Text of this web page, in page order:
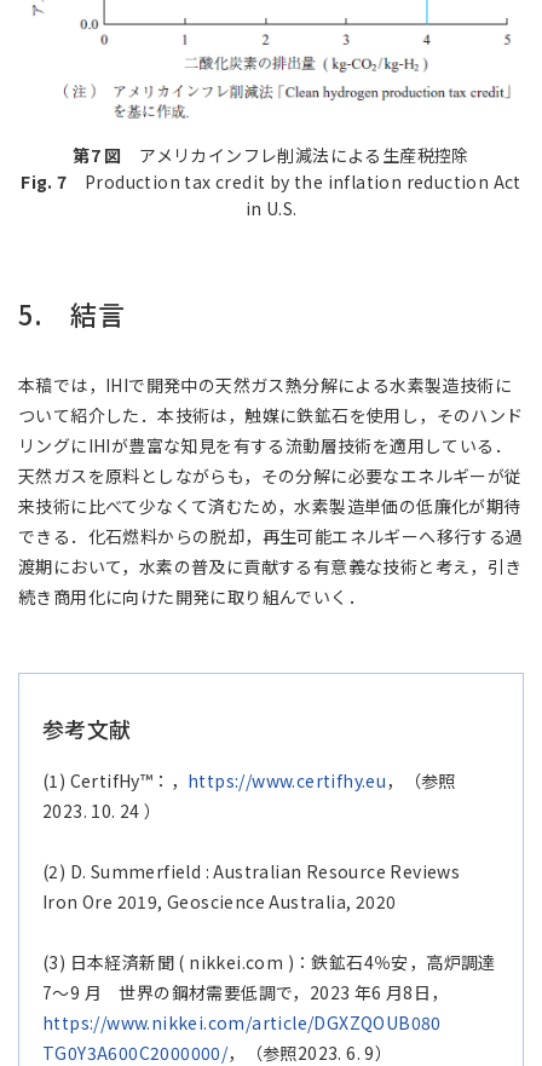
第7 図 アメリカインフレ削減法による生産税控除
Fig. 7 Production tax credit by the inflation reduction Act
in U.S.
5. 結言
本稿では，IHIで開発中の天然ガス熱分解による水素製造技術に
ついて紹介した．本技術は，触媒に鉄鉱石を使用し，そのハンド
リングにIHIが豊富な知見を有する流動層技術を適用している．
天然ガスを原料としながらも，その分解に必要なエネルギーが従
来技術に比べて少なくて済むため，水素製造単価の低廉化が期待
できる．化石燃料からの脱却，再生可能エネルギーへ移行する過
渡期において，水素の普及に貢献する有意義な技術と考え，引き
続き商用化に向けた開発に取り組んでいく．
参考文献
(1) CertifHy™：， https://www.certifhy.eu，（参照
2023. 10. 24 ）
(2) D. Summerfield : Australian Resource Reviews
Iron Ore 2019, Geoscience Australia, 2020
(3) 日本経済新聞 ( nikkei.com )：鉄鉱石4％安，高炉調達
7～9 月 世界の鋼材需要低調で，2023 年6 月8日，
https://www.nikkei.com/article/DGXZQOUB080
TG0Y3A600C2000000/，（参照2023. 6. 9）